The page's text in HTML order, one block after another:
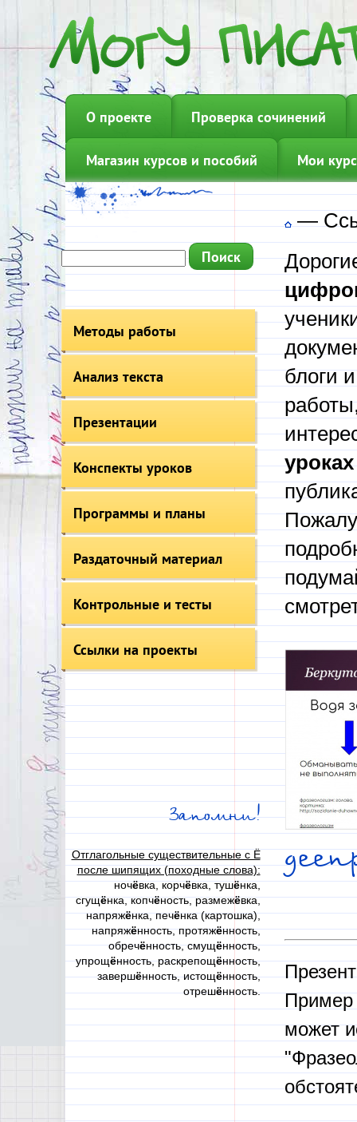
О проекте Проверка сочинений
Магазин курсов и пособий Мои
Методы работы
Анализ текста
Презентации
Конспекты уроков
Программы и планы
Раздаточный материал
Контрольные и тесты
Ссылки на проекты
Запомни!
Отглагольные существительные с Ё
после шипящих (походные слова):
ночёвка, корчёвка, тушёнка,
сгущёнка, копчёность, размежёвка,
напряжёнка, печёнка (картошка),
напряжённость, протяжённость,
обречённость, смущённость,
упрощённость, раскрепощённость,
завершённость, истощённость,
отрешённость.
—
блоги
Пример
может